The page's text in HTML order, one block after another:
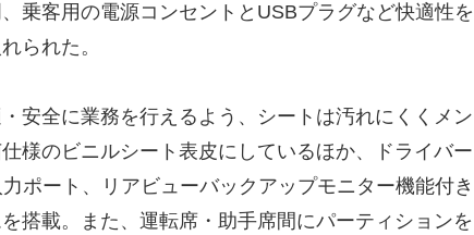
乗客用の電源コンセントとUSBプラグなど快適性を
られた。
安全に業務を行えるよう、シートは汚れにくくメン
様のビニルシート表皮にしているほか、ドライバー
ポート、リアビューバックアップモニター機能付き
搭載。また、運転席・助手席間にパーティションを